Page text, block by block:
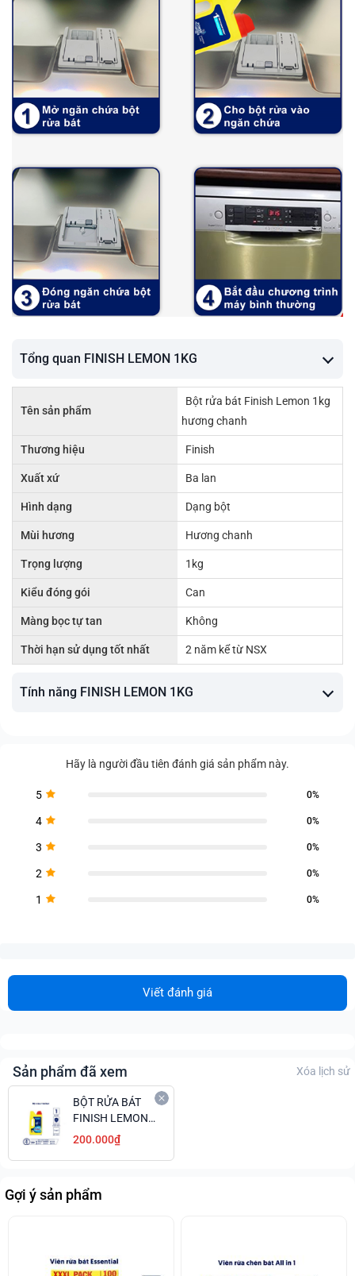
Tổng quan FINISH LEMON 1KG
Tên sản phẩm
Bột rửa bát Finish Lemon 1kg
hương chanh
Thương hiệu Finish
Xuất xứ Ba lan
Hình dạng Dạng bột
Mùi hương Hương chanh
Trọng lượng 1kg
Kiểu đóng gói Can
Màng bọc tự tan Không
Thời hạn sử dụng tốt nhất 2 năm kể từ NSX
Tính năng FINISH LEMON 1KG
Hãy là người đầu tiên đánh giá sản phẩm này.
5 0%
4 0%
3 0%
2 0%
1 0%
Viết đánh giá
Sản phẩm đã xem Xóa lịch sử
BỘT RỬA BÁT
FINISH LEMON
1KG HƯƠNG
CHANH GIÁ ÊM
200.000₫
Gợi ý sản phẩm